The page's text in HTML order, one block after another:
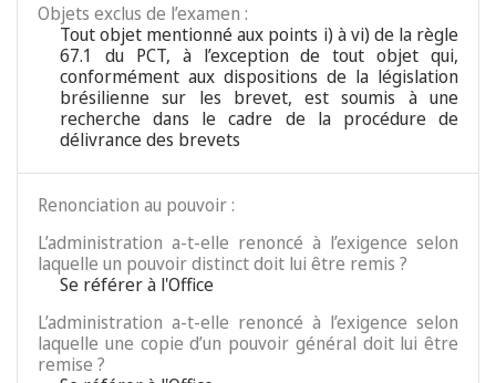
Objets exclus de l’examen :
Tout objet mentionné aux points i) à vi) de la règle
67.1 du PCT, à l’exception de tout objet qui,
conformément aux dispositions de la législation
brésilienne sur les brevet, est soumis à une
recherche dans le cadre de la procédure de
délivrance des brevets
Renonciation au pouvoir :
L’administration a-t-elle renoncé à l’exigence selon
laquelle un pouvoir distinct doit lui être remis ?
Se référer à l'Office
L’administration a-t-elle renoncé à l’exigence selon
laquelle une copie d’un pouvoir général doit lui être
remise ?